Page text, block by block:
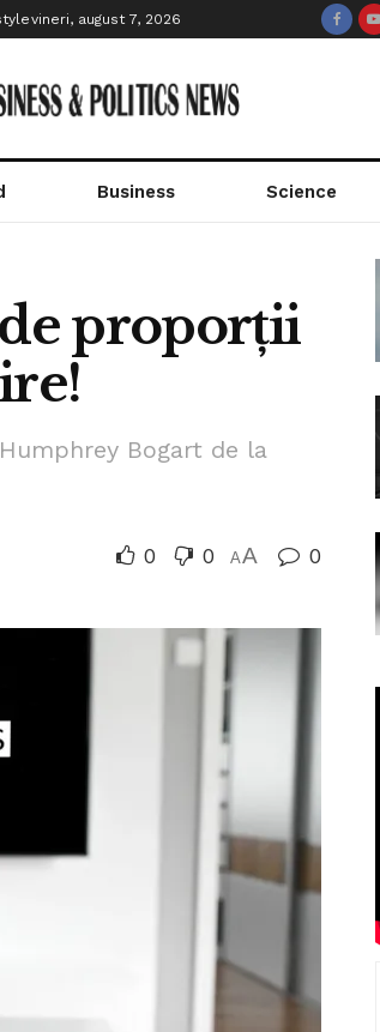
vineri, august 7, 2026
Business Science
proporții
Bogart de la
0 0 AA 0